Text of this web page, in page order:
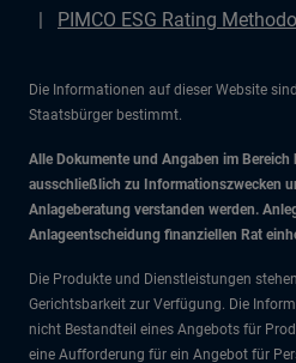
PIMCO ESG Rating
Die Informationen auf dieser Website
Staatsbürger bestimmt.
Alle Dokumente und Angaben im
ausschließlich zu Informationszwecken
Anlageberatung verstanden werden.
Anlageentscheidung finanziellen Rat
Die Produkte und Dienstleistungen
Gerichtsbarkeit zur Verfügung. Die
nicht Bestandteil eines Angebots für
eine Aufforderung für ein Angebot für